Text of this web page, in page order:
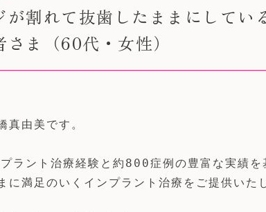
が割れて抜歯したままにして
ま（60代・女性）
真由美です。
ラント治療経験と約800症例の豊富な実績を
に満足のいくインプラント治療をご提供いた